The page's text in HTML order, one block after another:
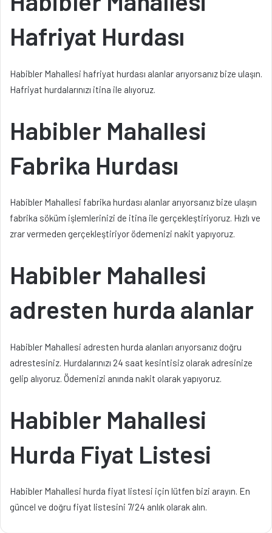
Hafriyat Hurdası
Habibler Mahallesi hafriyat hurdası alanlar arıyorsanız bize ulaşın.
Hafriyat hurdalarınızı itina ile alıyoruz.
Habibler Mahallesi
Fabrika Hurdası
Habibler Mahallesi fabrika hurdası alanlar arıyorsanız bize ulaşın
fabrika söküm işlemlerinizi de itina ile gerçekleştiriyoruz. Hızlı ve
zrar vermeden gerçekleştiriyor ödemenizi nakit yapıyoruz.
Habibler Mahallesi
adresten hurda alanlar
Habibler Mahallesi adresten hurda alanları arıyorsanız doğru
adrestesiniz. Hurdalarınızı 24 saat kesintisiz olarak adresinize
gelip alıyoruz. Ödemenizi anında nakit olarak yapıyoruz.
Habibler Mahallesi
Hurda Fiyat Listesi
Habibler Mahallesi hurda fiyat listesi için lütfen bizi arayın. En
güncel ve doğru fiyat listesini 7/24 anlık olarak alın.